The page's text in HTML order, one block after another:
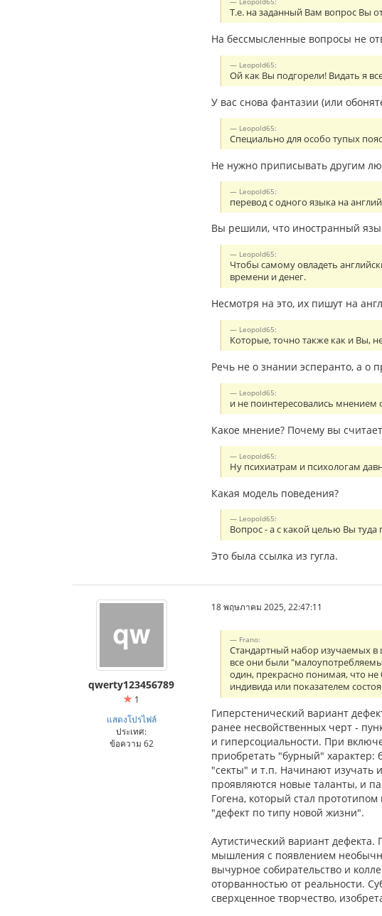
Т.е. на заданный Вам вопрос Вы
На бессмысленные вопросы не
Leopold65:
Ой как Вы подгорели! Видать я
У вас снова фантазии (или
Leopold65:
Специально для особо тупых
Не нужно приписывать другим
Leopold65:
перевод с одного языка на
Вы решили, что иностранный
Leopold65:
Чтобы самому овладеть
времени и денег.
Несмотря на это, их пишут на
Leopold65:
Которые, точно также как и Вы,
Речь не о знании эсперанто, а о
Leopold65:
и не поинтересовались мнением
Какое мнение? Почему вы
Leopold65:
Ну психиатрам и психологам
Какая модель поведения?
Leopold65:
Вопрос - а с какой целью Вы
Это была ссылка из гугла.
qwerty123456789
1
แสดงโปรไฟล์
ประเทศ:
ข้อความ 62
18 พฤษภาคม 2025, 22:47:11
Frano:
Стандартный набор изучаемых в
все они были
один, прекрасно понимая, что
индивида или показателем
Гиперстенический вариант
ранее несвойственных черт -
и гиперсоциальности. При
приобретать "бурный"
"секты" и т.п. Начинают изучать
проявляются новые таланты, и
Гогена, который стал
"дефект по типу новой жизни".
Аутистический вариант
мышления с появлением
вычурное собирательство и
оторванностью от реальности.
сверх­ценное творчество,